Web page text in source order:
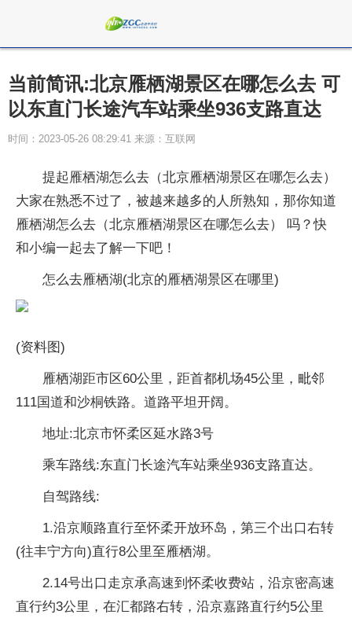
当前简讯:北京雁栖湖景区在哪怎么去 可
以东直门长途汽车站乘坐936支路直达
时间：2023-05-26 08:29:41 来源：互联网
提起雁栖湖怎么去（北京雁栖湖景区在哪怎么去）
大家在熟悉不过了，被越来越多的人所熟知，那你知道
雁栖湖怎么去（北京雁栖湖景区在哪怎么去） 吗？快
和小编一起去了解一下吧！
怎么去雁栖湖(北京的雁栖湖景区在哪里)
(资料图)
雁栖湖距市区60公里，距首都机场45公里，毗邻
111国道和沙桐铁路。道路平坦开阔。
地址:北京市怀柔区延水路3号
乘车路线:东直门长途汽车站乘坐936支路直达。
自驾路线:
1.沿京顺路直行至怀柔开放环岛，第三个出口右转
(往丰宁方向)直行8公里至雁栖湖。
2.14号出口走京承高速到怀柔收费站，沿京密高速
直行约3公里，在汇都路右转，沿京嘉路直行约5公里